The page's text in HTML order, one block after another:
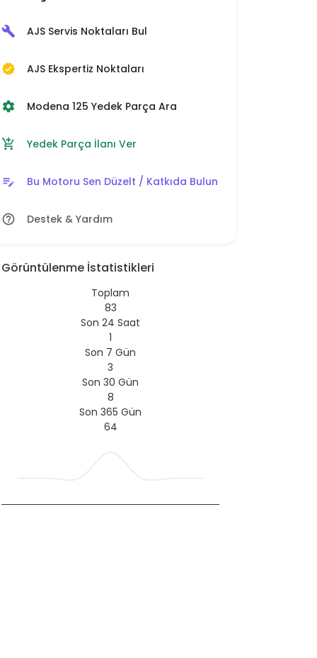
build AJS Servis Noktaları Bul
verified AJS Ekspertiz Noktaları
settings Modena 125 Yedek Parça Ara
add_shopping_cart Yedek Parça İlanı Ver
edit_note Bu Motoru Sen Düzelt / Katkıda Bulun
help_outline Destek & Yardım
Görüntülenme İstatistikleri
Toplam
83
Son 24 Saat
1
Son 7 Gün
3
Son 30 Gün
8
Son 365 Gün
64